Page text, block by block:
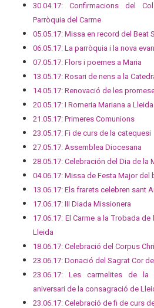
30.04.17: Confirmacions del
Parròquia del Carme
05.05.17: Missa en record del Beat
06.05.17: La parròquia i la nova
07.05.17: Flors i poemes a Maria
13.05.17: Rosari de nens a la
14.05.17: Renovació de les
20.05.17: I Romeria Mariana a Lleida
21.05.17: Primeres Comunions
23.05.17: Fi de curs de la catequesi
27.05.17: Assemblea Diocesana
28.05.17: Celebración del Dia de la
04.06.17: Missa de Festa Major del
13.06.17: Els frarets celebren sant
17.06.17: III Diada Missionera
17.06.17: El Carme a la Trobada
Lleida
18.06.17: Celebració del Corpus
23.06.17: Donació del Sagrat Cor
23.06.17: Les carmelites de la
aniversari de la consagració de
23.06.17: Celebració de fi de curs